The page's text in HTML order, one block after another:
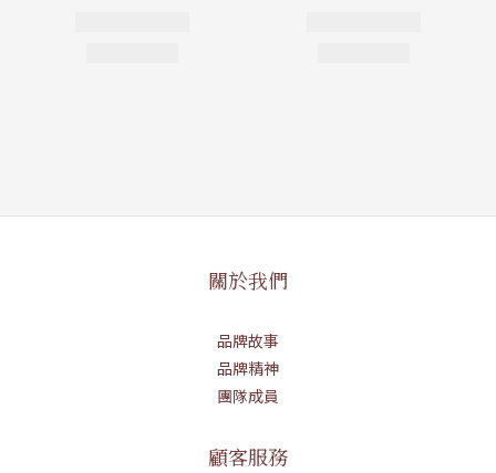
關於我們
品牌故事
品牌精神
團隊成員
顧客服務